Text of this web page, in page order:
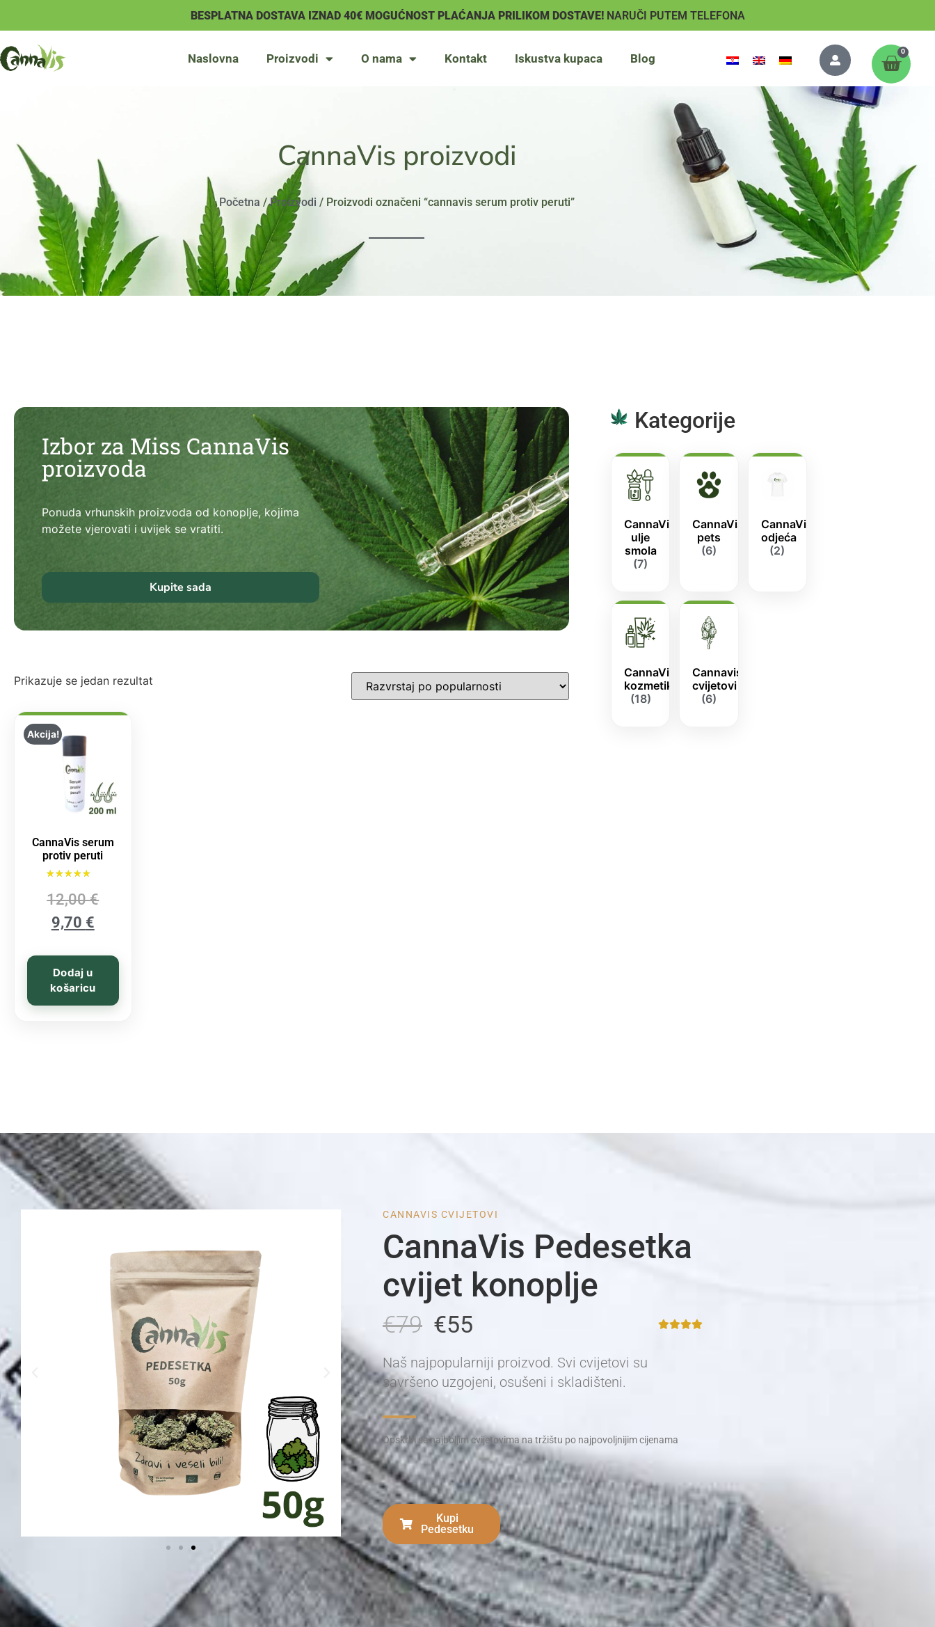
BESPLATNA DOSTAVA IZNAD 40€ MOGUĆNOST PLAĆANJA PRILIKOM DOSTAVE!NARUČI PUTEM TELEFONA
Naslovna Proizvodi O nama Kontakt Iskustva kupaca Blog 0
CannaVis proizvodi
Početna /Proizvodi / Proizvodi označeni “cannavis serum protiv peruti”
Izbor za Miss CannaVis
proizvoda
Ponuda vrhunskih proizvoda od konoplje, kojima
možete vjerovati i uvijek se vratiti.
Kupite sada
Prikazuje se jedan rezultat
Akcija!
CannaVis serum
protiv peruti
5.00
od 5
12,00€
9,70 €
Dodaj u
košaricu
Kategorije
CannaVis
ulje
smola
(7)
CannaVis
pets
(6)
CannaVis
odjeća
(2)
CannaVis
kozmetika
(18)
Cannavis
cvijetovi
(6)
CANNAVIS CVIJETOVI
CannaVis Pedesetka
cvijet konoplje
€79 €55
Naš najpopularniji proizvod. Svi cvijetovi su
savršeno uzgojeni, osušeni i skladišteni.
Opskrbi se najboljim cvijetovima na tržištu po najpovoljnijim cijenama
Kupi
Pedesetku